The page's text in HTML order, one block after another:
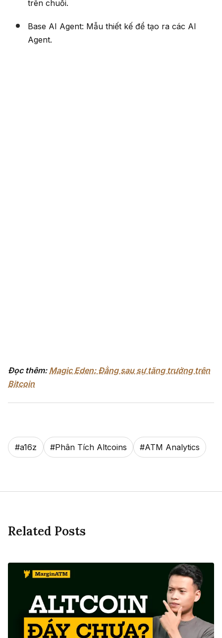
trên chuỗi.
Base AI Agent: Mẫu thiết kế để tạo ra các AI
Agent.
Đọc thêm: Magic Eden: Đằng sau sự tăng trưởng trên
Bitcoin
#a16z #Phân Tích Altcoins #ATM Analytics
Related Posts